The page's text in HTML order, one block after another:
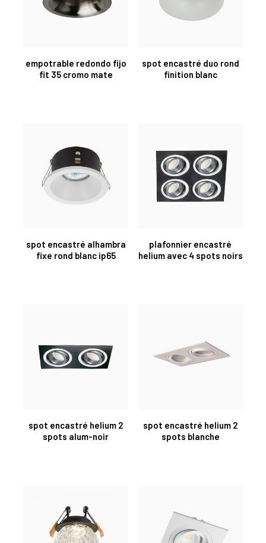
empotrable redondo fijo
fit 35 cromo mate
spot encastré duo rond
finition blanc
spot encastré alhambra
fixe rond blanc ip65
plafonnier encastré
helium avec 4 spots noirs
spot encastré helium 2
spots alum-noir
spot encastré helium 2
spots blanche